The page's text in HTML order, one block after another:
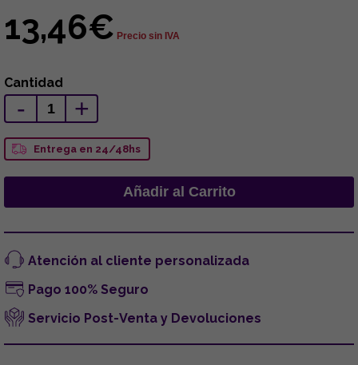
13,46€ Precio sin IVA
Cantidad
- +
Entrega en 24/48hs
Atención al cliente personalizada
Pago 100% Seguro
Servicio Post-Venta y Devoluciones